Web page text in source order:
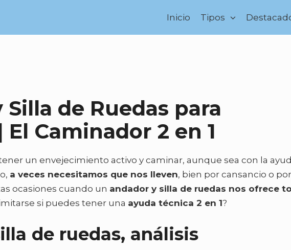
Inicio Tipos
de Ruedas para
Caminador 2 en 1
un envejecimiento activo y caminar, aunque sea con la
a veces necesitamos que nos lleven, bien por cansancio o
ocasiones cuando un andador y silla de ruedas nos ofrece
si puedes tener una ayuda técnica 2 en 1?
de ruedas, análisis